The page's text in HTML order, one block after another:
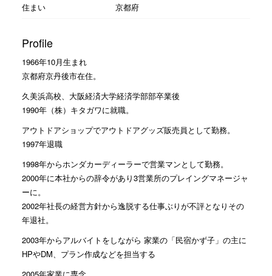
住まい
京都府
Profile
1966年10月生まれ
京都府京丹後市在住。
久美浜高校、大阪経済大学経済学部部卒業後
1990年（株）キタガワに就職。
アウトドアショップでアウトドアグッズ販売員として勤務。
1997年退職
1998年からホンダカーディーラーで営業マンとして勤務。
2000年に本社からの辞令があり3営業所のプレイングマネージャ
ーに。
2002年社長の経営方針から逸脱する仕事ぶりが不評となりその
年退社。
2003年からアルバイトをしながら 家業の「民宿かず子」の主に
HPやDM、プラン作成などを担当する
2005年家業に専念